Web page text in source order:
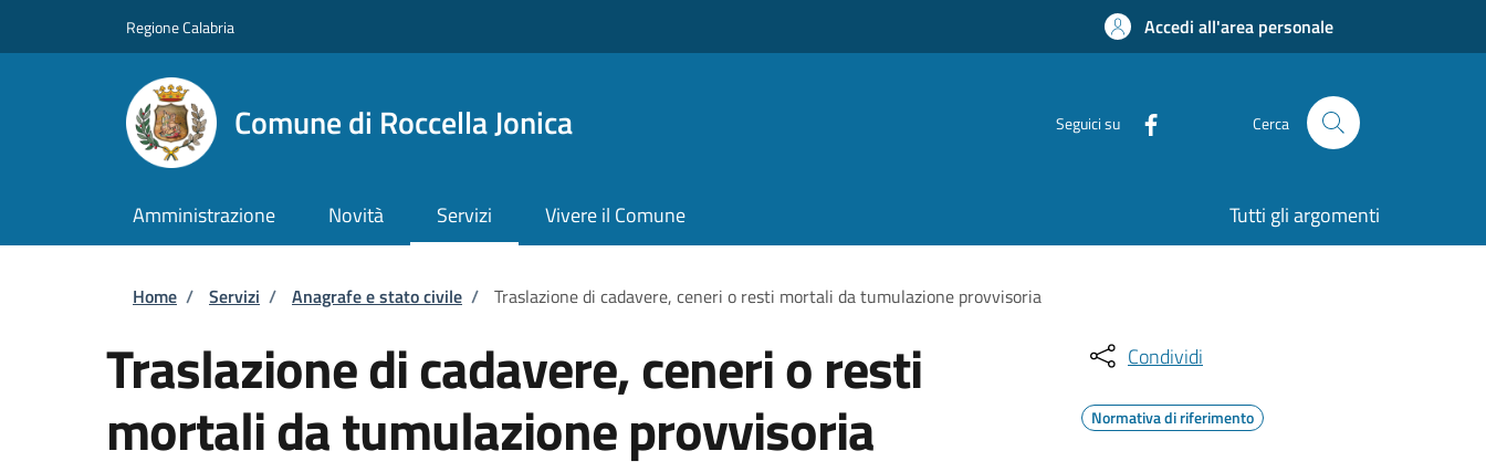
Regione Calabria Accedi all'area personale
Comune di Roccella Jonica Seguici su Cerca
Amministrazione Novità Servizi Vivere il Comune Tutti gli argomenti
Briciole di pane
Home / Servizi / Anagrafe e stato civile / Traslazione di cadavere, ceneri o resti mortali da tumulazione provvisoria
Traslazione di cadavere, ceneri o resti
mortali da tumulazione provvisoria
Condividi
Normativa di riferimento